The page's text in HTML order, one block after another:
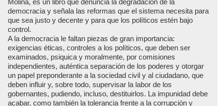
Molina, es un libro que denuncia la degradación de la
democracia y señala las reformas que el sistema necesita para
que sea justo y decente y para que los políticos estén bajo
control.
A la democracia le faltan piezas de gran importancia:
exigencias éticas, controles a los políticos, que deben ser
examinados, psiquica y moralmente, por comisiones
independientes, auténtica separación de los poderes y otorgar
un papel preponderante a la sociedad civil y al ciudadano, que
deben influir y, sobre todo, supervisar la labor de los
gobernantes, pudiendo, incluso, destituirlos. La impunidad debe
acabar, como también la tolerancia frente a la corrupción y